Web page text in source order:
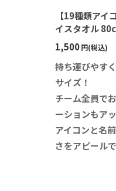
【19種類アイ
イスタオル
1,500円(税込)
持ち運びやす
サイズ！
チーム全員で
ーションもアッ
アイコンと名
さをアピールで